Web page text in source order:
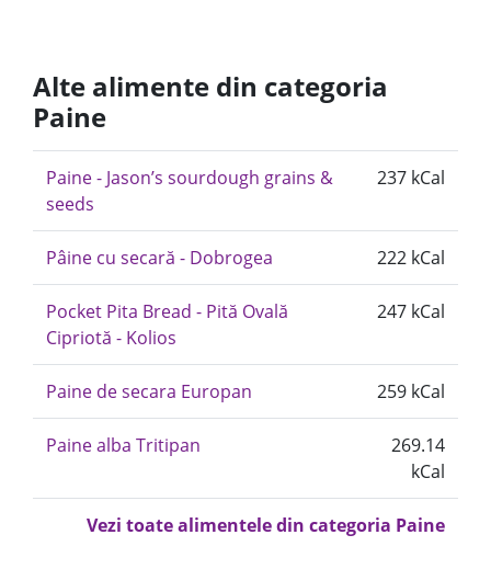
Alte alimente din categoria
Paine
Paine - Jason’s sourdough grains &
seeds
237 kCal
Pâine cu secară - Dobrogea 222 kCal
Pocket Pita Bread - Pită Ovală
Cipriotă - Kolios
247 kCal
Paine de secara Europan 259 kCal
Paine alba Tritipan
269.14
kCal
Vezi toate alimentele din categoria Paine